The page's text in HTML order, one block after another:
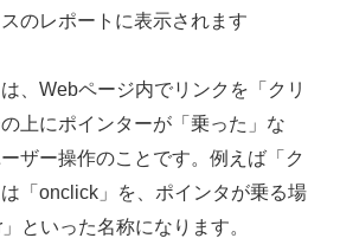
のレポートに表示されます
、Webページ内でリンクを「クリ
上にポインターが「乗った」な
ザー操作のことです。例えば「ク
「onclick」を、ポインタが乗る場
といった名称になります。